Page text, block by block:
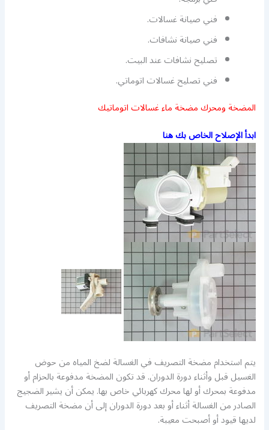
فني صيانة غسالات.
فني صيانة نشافات.
تصليح نشافات عند البيت.
فني تصليح غسالات اتوماتي.
المضخة ومحرك مضخة ماء غسالات اتوماتيك
ابدأ الإصلاح الخاص بك هنا
يتم استخدام مضخة التصريف في الغسالة لضخ المياه من حوض
الغسيل قبل وأثناء دورة الدوران. قد تكون المضخة مدفوعة بالحزام أو
مدفوعة بمحرك أو لها محرك كهربائي خاص بها. يمكن أن يشير الضجيج
الصادر من الغسالة أثناء أو بعد دورة الدوران إلى أن مضخة التصريف
لديها قيود أو أصبحت معيبة.